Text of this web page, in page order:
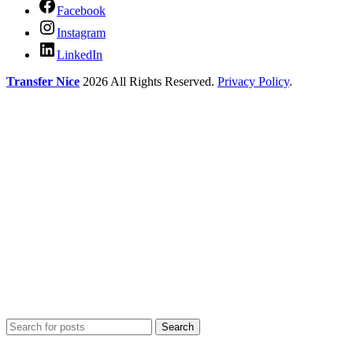
Facebook
Instagram
LinkedIn
Transfer Nice 2026 All Rights Reserved. Privacy Policy.
Search